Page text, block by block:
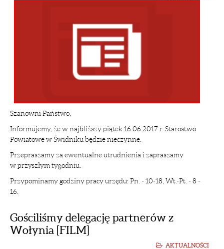
Szanowni Państwo,
Informujemy, że w najbliższy piątek 16.06.2017 r. Starostwo
Powiatowe w Świdniku będzie nieczynne.
Przepraszamy za ewentualne utrudnienia i zapraszamy
w przyszłym tygodniu.
Przypominamy godziny pracy urzędu: Pn. - 10-18, Wt.-Pt. - 8 -
16.
Gościliśmy delegację partnerów z
Wołynia [FILM]
AKTUALNOŚCI